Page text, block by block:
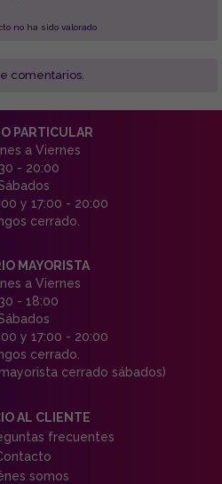
no ha sido valorado
comentarios.
PARTICULAR
a Viernes
- 20:00
y 17:00 - 20:00
cerrado.
MAYORISTA
a Viernes
- 18:00
y 17:00 - 20:00
cerrado.
cerrado sábados)
AL CLIENTE
frecuentes
somos